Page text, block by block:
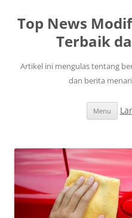
Top News
Terbaik
Artikel ini mengulas tentang
dan berita
Menu